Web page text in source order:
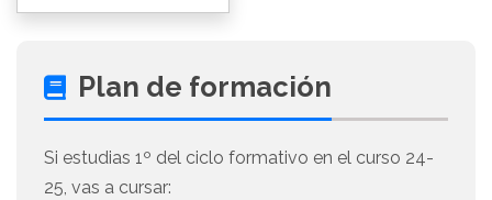
Plan de formación
Si estudias 1º del ciclo formativo en el curso 24-
25, vas a cursar: